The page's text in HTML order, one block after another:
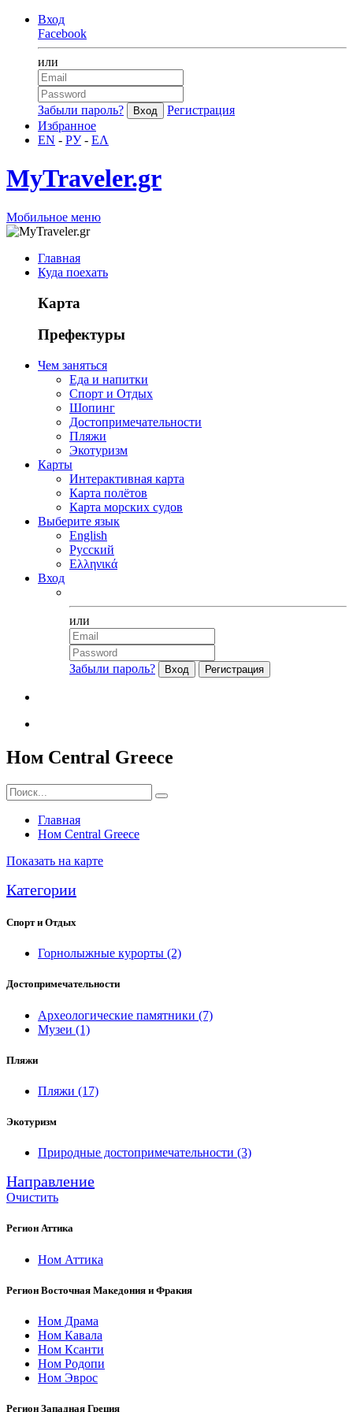
Вход
Facebook
или
Забыли пароль?
Регистрация
Избранное
EN - РУ- ΕΛ
MyTraveler.gr
Мобильное меню
Главная
Куда поехать
Карта
Префектуры
Чем заняться
Еда и напитки
Спорт и Отдых
Шопинг
Достопримечательности
Пляжи
Экотуризм
Карты
Интерактивная карта
Карта полётов
Карта морских судов
Выберите язык
English
Русский
Ελληνικά
Вход
или
Забыли пароль?
Ном Central Greece
Главная
Ном Central Greece
Показать на карте
Категории
Спорт и Отдых
Горнолыжные курорты (2)
Достопримечательности
Археологические памятники (7)
Музеи (1)
Пляжи
Пляжи (17)
Экотуризм
Природные достопримечательности (3)
Направление
Очистить
Регион Аттика
Ном Аттика
Регион Восточная Македония и Фракия
Ном Драма
Ном Кавала
Ном Ксанти
Ном Родопи
Ном Эврос
Регион Западная Греция